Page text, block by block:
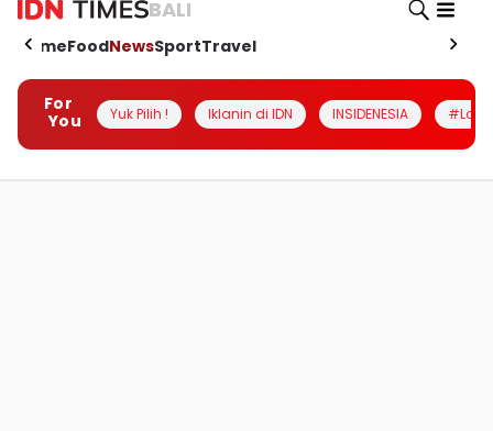
BALI
HomeFoodNewsSportTravel
For
You
Yuk Pilih ! Iklanin di IDN INSIDENESIA